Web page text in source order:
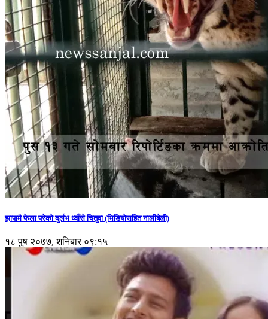
झापामै फेला परेको दुर्लभ ध्वाँसे चितुवा (भिडियोसहित नालीबेली)
१८ पुष २०७७, शनिबार ०९:१५